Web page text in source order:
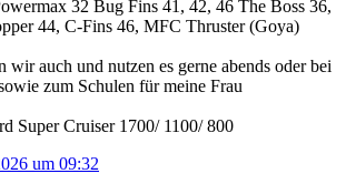
32 Bug Fins 41, 42, 46 The Boss 36,
44, C-Fins 46, MFC Thruster (Goya)
wir auch und nutzen es gerne abends oder bei
zum Schulen für meine Frau
Super Cruiser 1700/ 1100/ 800
um 09:32